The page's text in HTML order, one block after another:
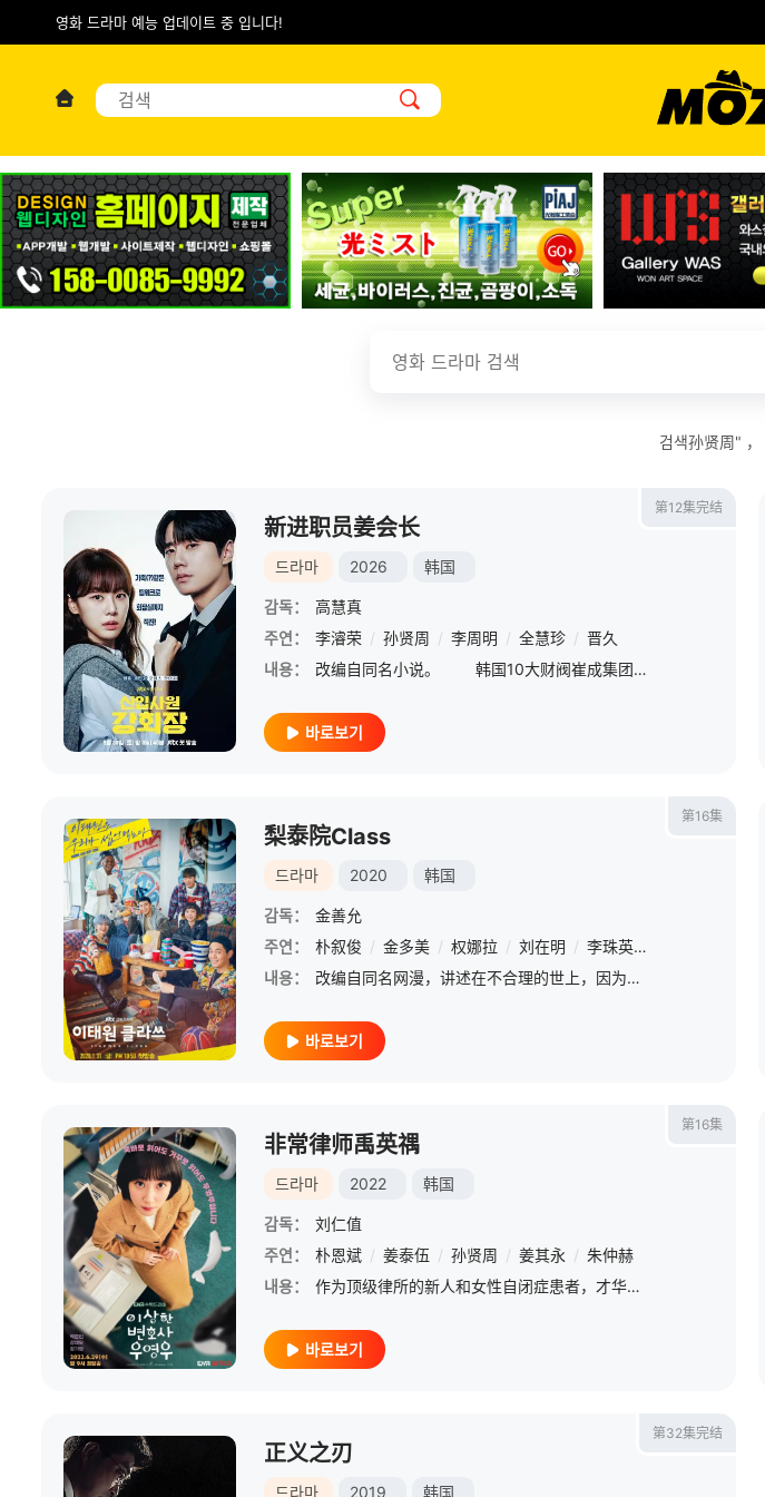
영화 드라마 예능 업데이트 중 입니다!
검색孙贤周" ，
第12集完结
新进职员姜会长
드라마 2026 韩国
감독：
高慧真
주연：
李濬荣 / 孙贤周 / 李周明 / 全慧珍 / 晋久
내용：
改编自同名小说。 韩国10大财阀崔成集团的会长姜龙浩在宣布隐退后，与从天而降的新员工相撞，莫名其妙进入该员工身体后发生的故事。
바로보기
第16集
梨泰院Class
드라마 2020 韩国
감독：
金善允
주연：
朴叙俊 / 金多美 / 权娜拉 / 刘在明 / 李珠英 /
내용：
改编自同名网漫，讲述在不合理的世上，因为意志和活力聚集在一起的年轻人们的“hip”的反叛故事。在微缩世界梨泰院这个小街道上，自由追求着各自价值观，谱写创业神话。朴叙俊饰演朴塞路，他是不会对不正义妥协的
바로보기
第16集
非常律师禹英禑
드라마 2022 韩国
감독：
刘仁值
주연：
朴恩斌 / 姜泰伍 / 孙贤周 / 姜其永 / 朱仲赫
내용：
作为顶级律所的新人和女性自闭症患者，才华横溢的律师禹英禑应对着法庭内外的各种挑战。
바로보기
第32集完结
正义之刃
드라마 2019 韩国